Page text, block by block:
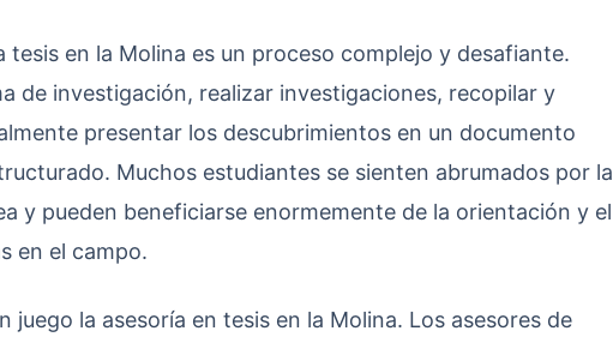
tesis en la Molina es un proceso complejo y desafiante.
de investigación, realizar investigaciones, recopilar y
presentar los descubrimientos en un documento
Muchos estudiantes se sienten abrumados por la
y pueden beneficiarse enormemente de la orientación y el
en el campo.
juego la asesoría en tesis en la Molina. Los asesores de